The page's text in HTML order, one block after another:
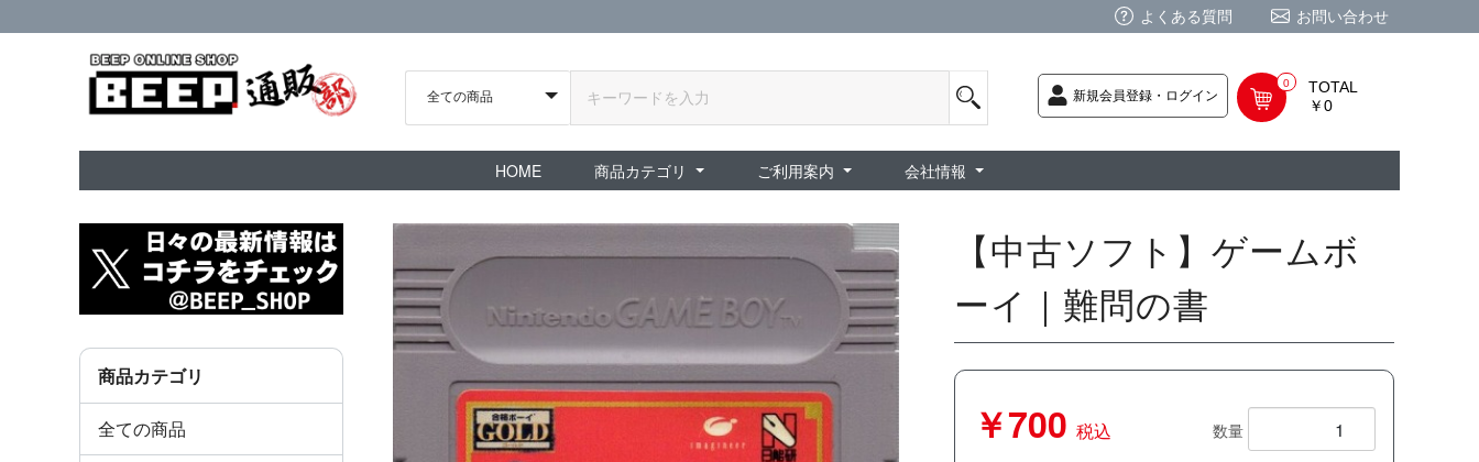
よくある質問 お問い合わせ
新規会員登録・ログイン
0
TOTAL
￥0
HOME
商品カテゴリ
ご利用案内
会社情報
商品カテゴリ
全ての商品
【中古ソフト】ゲームボ
ーイ｜難問の書
￥700 税込 数量